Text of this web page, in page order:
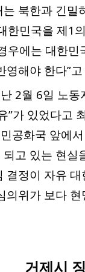
북한과 긴밀
한민국을 제1
우에는 대한
영해야 한다”
2월 6일 노
”가 있었다고
공화국 앞에
고 있는 현실
결정이 자유
의위가 보다
거제시